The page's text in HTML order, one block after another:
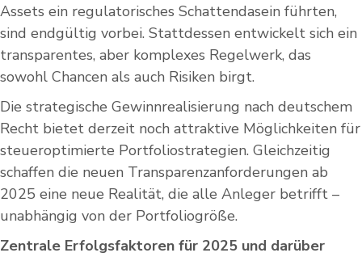
Assets ein regulatorisches Schattendasein führten,
sind endgültig vorbei. Stattdessen entwickelt sich ein
transparentes, aber komplexes Regelwerk, das
sowohl Chancen als auch Risiken birgt.
Die strategische Gewinnrealisierung nach deutschem
Recht bietet derzeit noch attraktive Möglichkeiten für
steueroptimierte Portfoliostrategien. Gleichzeitig
schaffen die neuen Transparenzanforderungen ab
2025 eine neue Realität, die alle Anleger betrifft –
unabhängig von der Portfoliogröße.
Zentrale Erfolgsfaktoren für 2025 und darüber